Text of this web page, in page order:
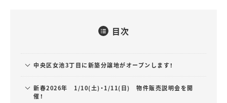
目次
中央区女池3丁目に新築分譲地がオープンします！
新春2026年 1/10(土)・1/11(日) 物件販売説明会を開
催！